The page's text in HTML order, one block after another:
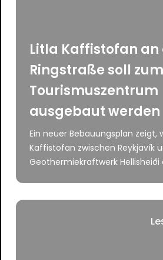
Litla Kaffistofan an
Ringstraße soll zum
Tourismuszentrum
ausgebaut werden
Ein neuer Bebauungsplan zeigt,
Kaffistofan zwischen Reykjavík
Geothermiekraftwerk Hellisheiði